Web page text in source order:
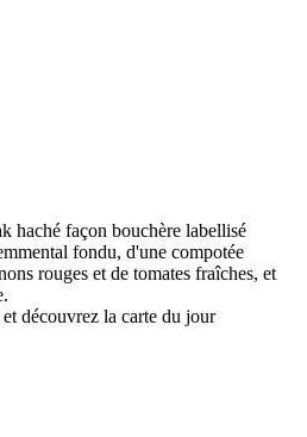
haché façon bouchère labellisé
fondu, d'une compotée
rouges et de tomates fraîches, et
découvrez la carte du jour